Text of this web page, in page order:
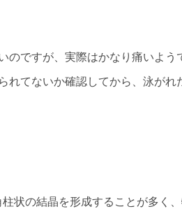
ですが、実際はかなり痛いよう
れてないか確認してから、泳がれ
状の結晶を形成することが多く